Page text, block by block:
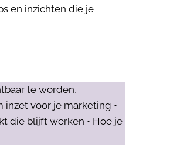
en inzichten die je
te worden,
inzet voor je marketing •
die blijft werken • Hoe je